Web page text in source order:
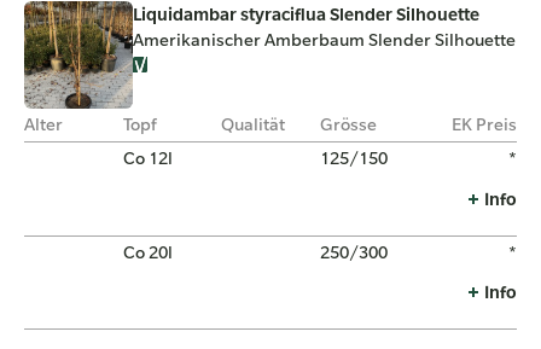
Liquidambar styraciflua Slender Silhouette
Amerikanischer Amberbaum Slender Silhouette
Alter Topf Qualität Grösse
EK Preis
Co 12l
125/150 *
Info
Co 20l 250/300 *
Info